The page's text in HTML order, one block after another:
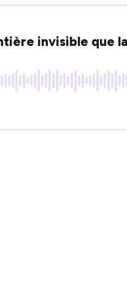
invisible que